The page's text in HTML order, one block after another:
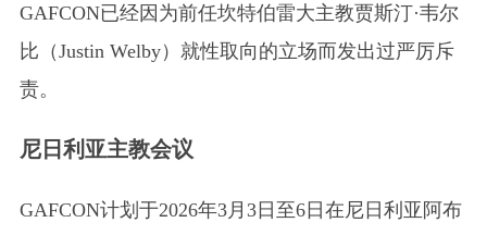
GAFCON已经因为前任坎特伯雷大主教贾斯汀·韦尔
比 （Justin Welby） 就性取向的立场而发出过严厉斥
责。
尼日利亚主教会议
GAFCON计划于2026年3月3日至6日在尼日利亚阿布